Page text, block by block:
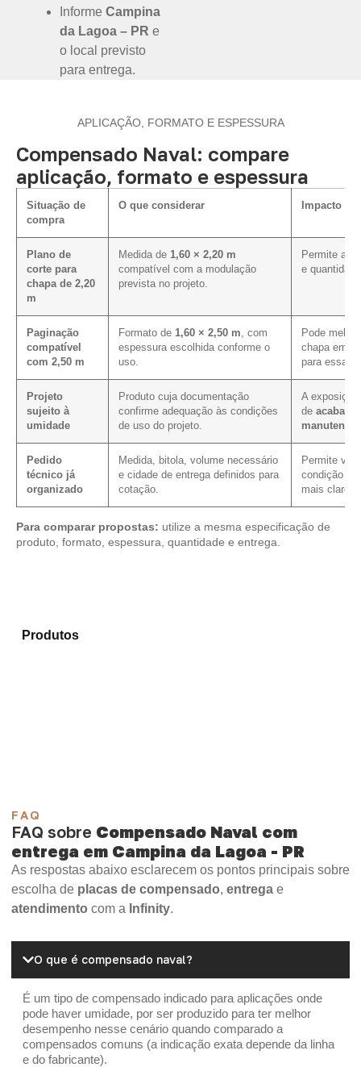
Informe Campina
da Lagoa – PR e
o local previsto
para entrega.
APLICAÇÃO, FORMATO E ESPESSURA
Compensado Naval: compare
aplicação, formato e espessura
Situação de
compra
O que considerar Impacto
Plano de
corte para
chapa de 2,20
m
Medida de 1,60 × 2,20 m
compatível com a modulação
prevista no projeto.
Permite
e
Paginação
compatível
com 2,50 m
Formato de 1,60 × 2,50 m , com
espessura escolhida conforme o
uso.
Pode
chapa em
para essa
Projeto
sujeito à
umidade
Produto cuja documentação
confirme adequação às condições
de uso do projeto.
A
de
Pedido
técnico já
organizado
Medida, bitola, volume necessário
e cidade de entrega definidos para
cotação.
Permite
condição
mais
Para comparar propostas: utilize a mesma especificação de
produto, formato, espessura, quantidade e entrega.
Produtos
FAQ
FAQ sobre Compensado Naval com
entrega em Campina da Lagoa - PR
As respostas abaixo esclarecem os pontos principais sobre
escolha de placas de compensado, entrega e
atendimento com a Infinity.
O que é compensado naval?
É um tipo de compensado indicado para aplicações onde
pode haver umidade, por ser produzido para ter melhor
desempenho nesse cenário quando comparado a
compensados comuns (a indicação exata depende da linha
e do fabricante).